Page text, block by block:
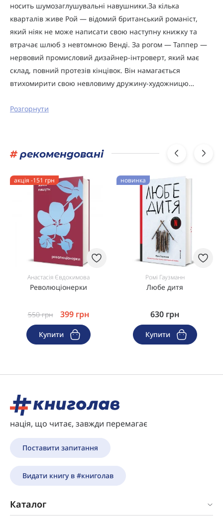
носить шумозаглушувальні навушники.За кілька
кварталів живе Рой — відомий британський романіст,
який ніяк не може написати свою наступну книжку та
втрачає шлюб з невтомною Венді. За рогом — Таппер —
нервовий промисловий дизайнер-інтроверт, який має
склад, повний протезів кінцівок. Він намагається
втихомирити свою невловиму дружину-художницю…
Розгорнути
#рекомендовані
акція -151 грн
Анастасія Євдокимова
Революціонерки
550грн 399 грн
Купити
новинка
Ромі Гаузманн
Любе дитя
630 грн
Купити
нація, що читає, завжди перемагає
Поставити запитання
Видати книгу в #книголав
Каталог